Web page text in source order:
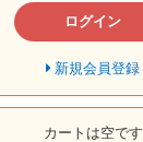
ログイン
新規会員登録
カートは空です